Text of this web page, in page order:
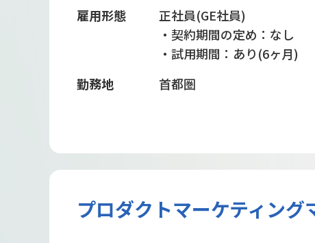
雇用形態
正社員(GE社員)
・契約期間の定め：なし
・試用期間：あり(6ヶ月)
勤務地
首都圏
プロダクトマーケティング